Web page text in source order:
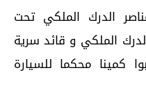
الدرك الملكي تحت
الملكي و قائد سرية
كمينا محكما للسيارة